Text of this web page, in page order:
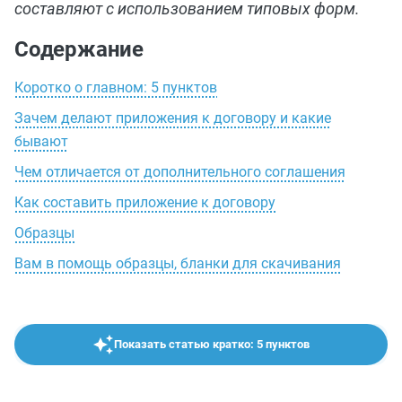
составляют с использованием типовых форм.
Содержание
Коротко о главном: 5 пунктов
Зачем делают приложения к договору и какие
бывают
Чем отличается от дополнительного соглашения
Как составить приложение к договору
Образцы
Вам в помощь образцы, бланки для скачивания
Показать статью кратко: 5 пунктов